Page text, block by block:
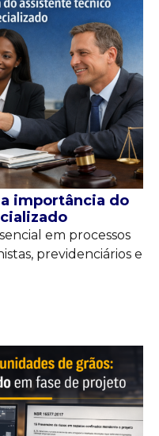
importância do
em processos
previdenciários e